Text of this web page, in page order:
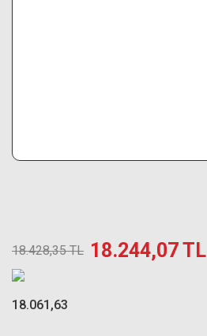
18.428,35 TL 18.244,07 TL
18.061,63